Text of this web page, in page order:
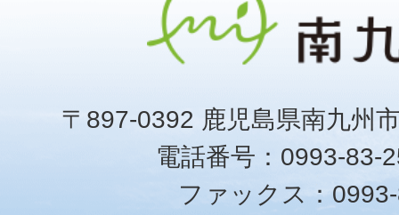
〒897-0392 鹿児島県南九州
電話番号：0993-83-
ファックス：